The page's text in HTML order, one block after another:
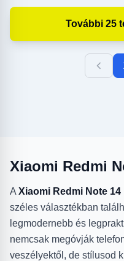
További 25
Xiaomi Redmi
A Xiaomi Redmi Note
széles választékban
legmodernebb és
nemcsak megóvják
veszélyektől, de stílusod